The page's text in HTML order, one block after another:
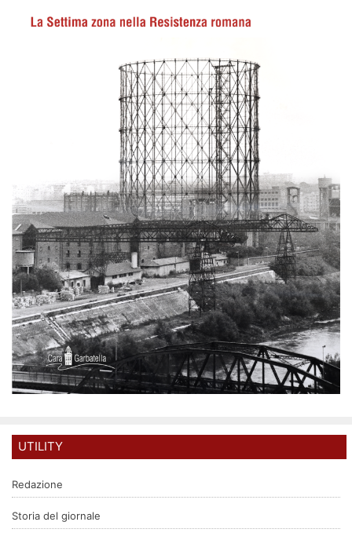
UTILITY
Redazione
Storia del giornale